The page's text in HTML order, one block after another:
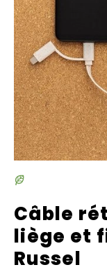
Câble
liège et
Russel